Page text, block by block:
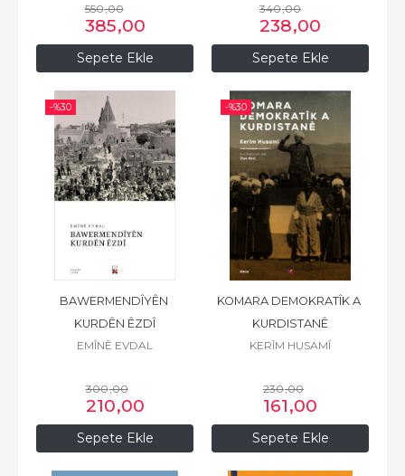
Sepete Ekle
550,00
385,00
Sepete Ekle
340,00
238,00
-%30
Sepete Ekle
BAWERMENDÎYÊN
KURDÊN ÊZDÎ
EMÎNÊ EVDAL
300,00
210,00
-%30
Sepete Ekle
KOMARA DEMOKRATÎK A
KURDISTANÊ
KERÎM HUSAMÎ
230,00
161,00